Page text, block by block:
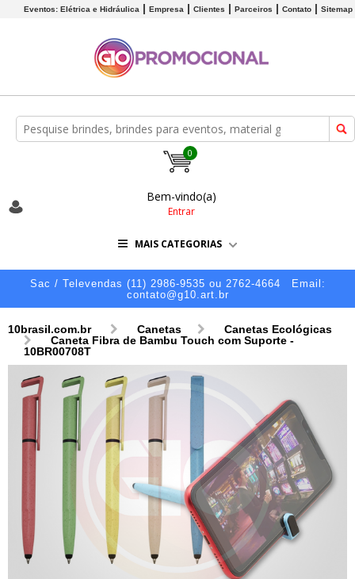
Eventos: Elétrica e Hidráulica Empresa Clientes Parceiros Contato Sitemap
0
Bem-vindo(a)
Entrar
MAIS CATEGORIAS
Sac / Televendas (11) 2986-9535 ou 2762-4664
Email:
contato@g10.art.br
10brasil.com.br Canetas
Canetas Ecológicas
Caneta Fibra de Bambu Touch com Suporte -
10BR00708T